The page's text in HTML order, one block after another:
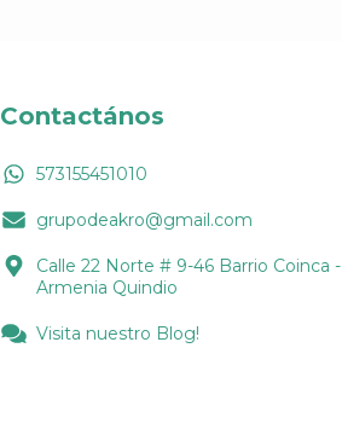
Contactános
573155451010
grupodeakro@gmail.com
Calle 22 Norte # 9-46 Barrio Coinca -
Armenia Quindio
Visita nuestro Blog!